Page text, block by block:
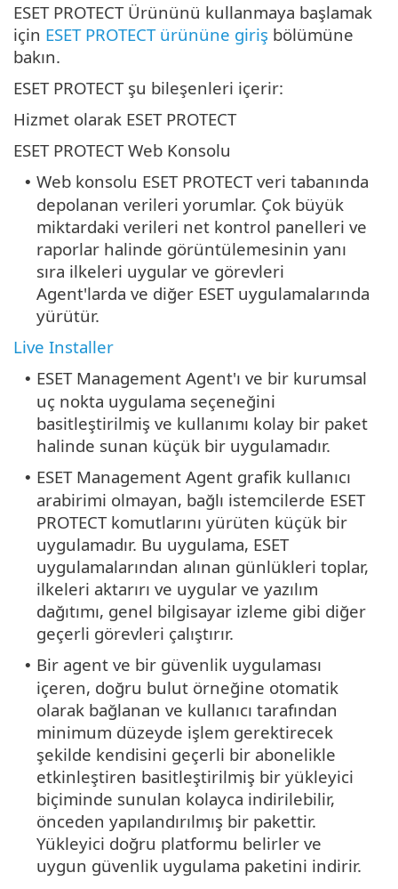
ESET PROTECT Ürününü kullanmaya başlamak
için ESET PROTECT ürününe giriş bölümüne
bakın.
ESET PROTECT şu bileşenleri içerir:
Hizmet olarak ESET PROTECT
ESET PROTECT Web Konsolu
• Web konsolu ESET PROTECT veri tabanında
depolanan verileri yorumlar. Çok büyük
miktardaki verileri net kontrol panelleri ve
raporlar halinde görüntülemesinin yanı
sıra ilkeleri uygular ve görevleri
Agent'larda ve diğer ESET uygulamalarında
yürütür.
Live Installer
• ESET Management Agent'ı ve bir kurumsal
uç nokta uygulama seçeneğini
basitleştirilmiş ve kullanımı kolay bir paket
halinde sunan küçük bir uygulamadır.
• ESET Management Agent grafik kullanıcı
arabirimi olmayan, bağlı istemcilerde ESET
PROTECT komutlarını yürüten küçük bir
uygulamadır. Bu uygulama, ESET
uygulamalarından alınan günlükleri toplar,
ilkeleri aktarırı ve uygular ve yazılım
dağıtımı, genel bilgisayar izleme gibi diğer
geçerli görevleri çalıştırır.
• Bir agent ve bir güvenlik uygulaması
içeren, doğru bulut örneğine otomatik
olarak bağlanan ve kullanıcı tarafından
minimum düzeyde işlem gerektirecek
şekilde kendisini geçerli bir abonelikle
etkinleştiren basitleştirilmiş bir yükleyici
biçiminde sunulan kolayca indirilebilir,
önceden yapılandırılmış bir pakettir.
Yükleyici doğru platformu belirler ve
uygun güvenlik uygulama paketini indirir.